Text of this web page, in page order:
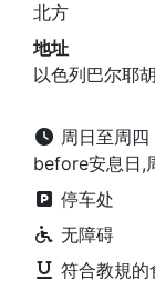
北方
地址
以色列巴尔耶
周日至周
before安息日,
停车处
无障碍
符合教規的